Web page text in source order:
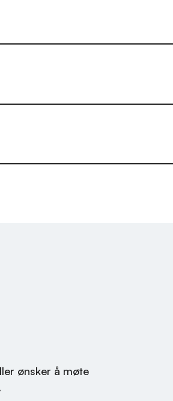
ønsker å møte